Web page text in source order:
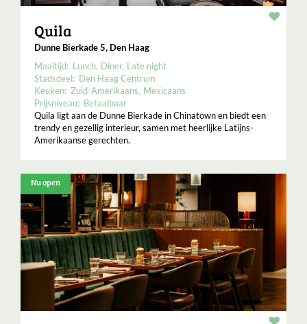
Quila
Dunne Bierkade 5, Den Haag
Maaltijd: Lunch Diner Late night
Stadsdeel: Den Haag Centrum
Keuken: Zuid-Amerikaans Mexicaans
Prijsniveau: Betaalbaar
Quila ligt aan de Dunne Bierkade in Chinatown en biedt een
trendy en gezellig interieur, samen met heerlijke Latijns-
Amerikaanse gerechten.
Nu open